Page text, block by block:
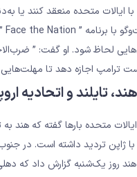
با ایالات متحده منعقد کنند
لحاظ شود. او گفت: ”
اجازه دهد تا مهلت‌هایی فراتر از 1 آگوست نیز در
تایلند و اتحادیه
متحده بارها گفته که هند